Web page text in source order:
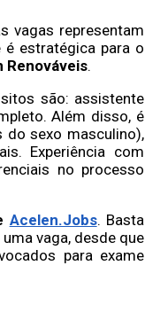
vagas representam
é estratégica para o
Renováveis.
são: assistente
Além disso, é
do sexo masculino),
Experiência com
no processo
Acelen.Jobs. Basta
vaga, desde que
para exame